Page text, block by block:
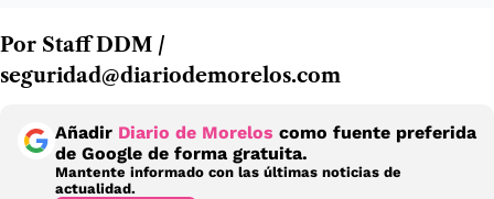
Por Staff DDM /
seguridad@diariodemorelos.com
Añadir Diario de Morelos como fuente preferida
de Google de forma gratuita.
Mantente informado con las últimas noticias de
actualidad.